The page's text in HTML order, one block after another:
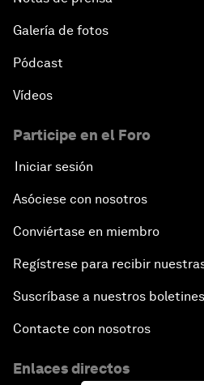
Galería de fotos
Pódcast
Vídeos
Participe en el Foro
Iniciar sesión
Asóciese con nosotros
Conviértase en miembro
Regístrese para recibir
Suscríbase a nuestros boletines
Contacte con nosotros
Enlaces directos